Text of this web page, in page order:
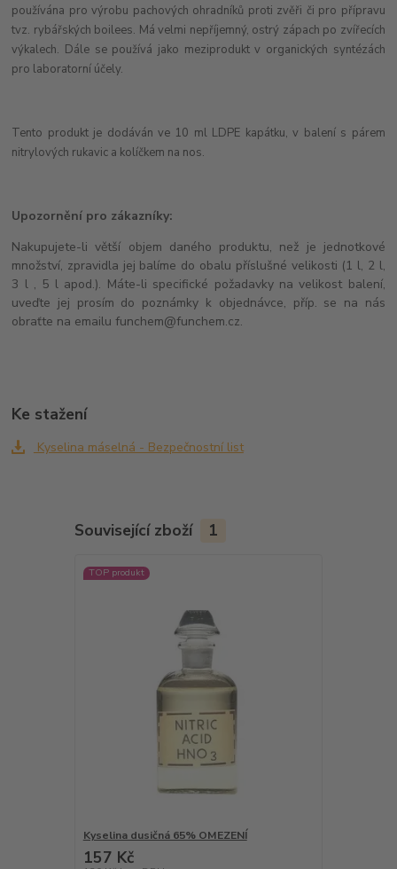
používána pro výrobu pachových ohradníků proti zvěři či pro přípravu
tvz. rybářských boilees. Má velmi nepříjemný, ostrý zápach po zvířecích
výkalech. Dále se používá jako meziprodukt v organických syntézách
pro laboratorní účely.
Tento produkt je dodáván ve 10 ml LDPE kapátku, v balení s párem
nitrylových rukavic a kolíčkem na nos.
Upozornění pro zákazníky:
Nakupujete-li větší objem daného produktu, než je jednotkové
množství, zpravidla jej balíme do obalu příslušné velikosti (1 l, 2 l,
3 l , 5 l apod.). Máte-li specifické požadavky na velikost balení,
uveďte jej prosím do poznámky k objednávce, příp. se na nás
obraťte na emailu funchem@funchem.cz.
Ke stažení
Kyselina máselná - Bezpečnostní list
Související zboží 1
TOP produkt
Kyselina dusičná 65% OMEZENÍ
157 Kč